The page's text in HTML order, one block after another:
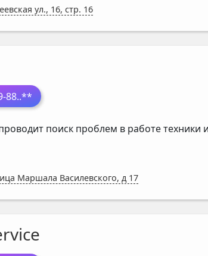
ул., 16, стр. 16
88..**
поиск проблем в работе техники
Маршала Василевского, д 17